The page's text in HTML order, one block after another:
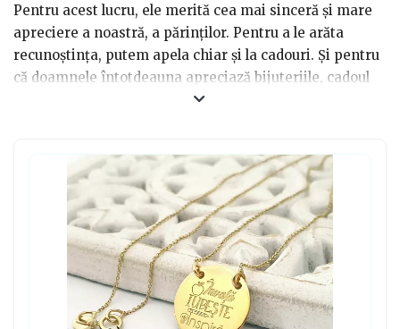
Pentru acest lucru, ele merită cea mai sinceră și mare
apreciere a noastră, a părinților. Pentru a le arăta
recunoștința, putem apela chiar și la cadouri. Și pentru
că doamnele întotdeauna apreciază bijuteriile, cadoul
poate fi ales din acest segment. Îi poți oferi cadou unei
de naștere a dumneaei. De preferat ar fi ca toți părinții
să își unească forțele pentru a putea alege o bijuterie
de calitate.